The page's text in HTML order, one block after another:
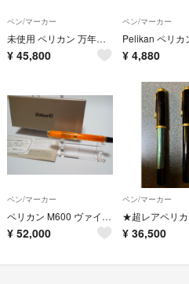
ペン/マーカー
未使用 ペリカン 万年筆 スーベレーン M600 レッド ストライプ EF 即送
¥ 45,800
ペン/マーカー
¥ 4,880
ペン/マーカー
ペリカン M600 ヴァイブラントオレンジ B 太字 限定モデル 美品 箱付
¥ 52,000
ペン/マーカー
¥ 36,500